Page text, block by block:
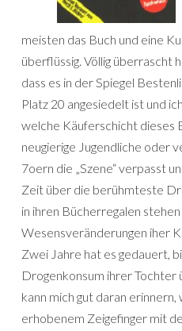
meisten das Buch und eine
überflüssig. Völlig überrascht
dass es in der Spiegel
Platz 20 angesiedelt ist und
welche Käuferschicht dieses
neugierige Jugendliche oder
7oern die „Szene“ verpasst
Zeit über die berühmteste
in ihren Bücherregalen
Wesensveränderungen iher
Zwei Jahre hat es gedauert,
Drogenkonsum ihrer
kann mich gut daran
erhobenem Zeigefinger mit